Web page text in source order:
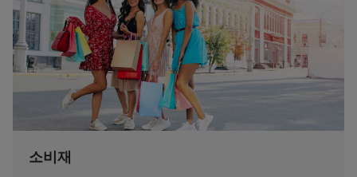
소비재